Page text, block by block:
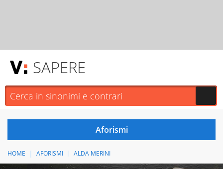
SAPERE
HOME AFORISMI ALDA MERINI